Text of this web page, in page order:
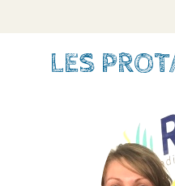
LES